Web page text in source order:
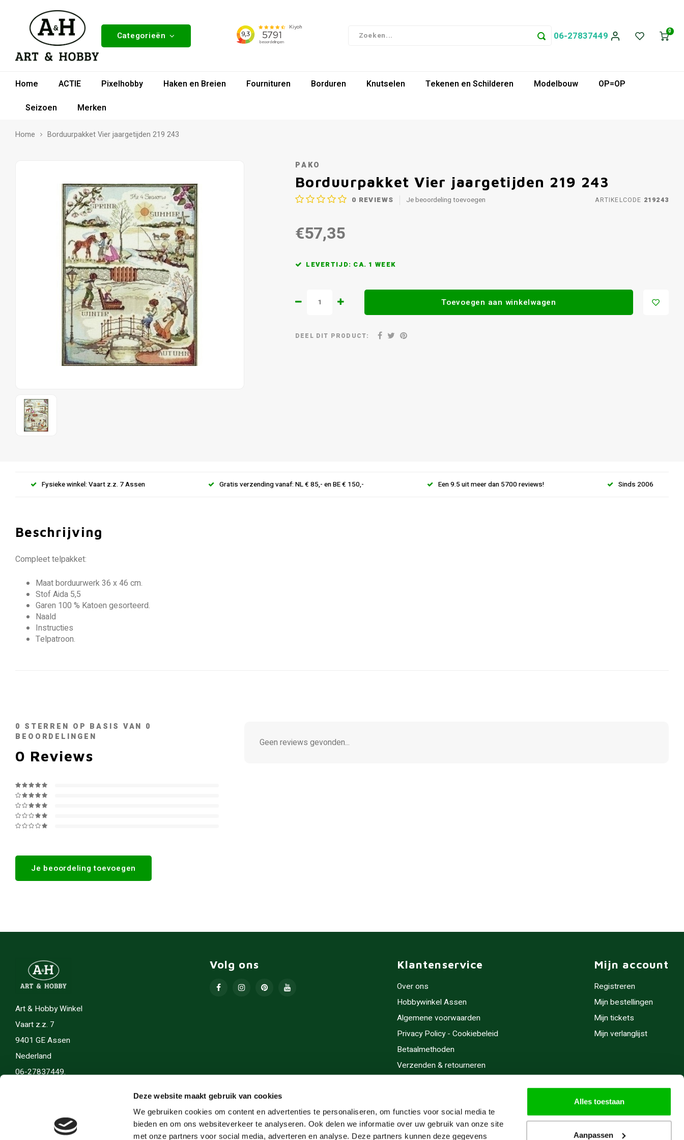
Deze website maakt gebruik van cookies
We gebruiken cookies om content en advertenties te personaliseren, om functies voor social media te
bieden en om ons websiteverkeer te analyseren. Ook delen we informatie over uw gebruik van onze site
met onze partners voor social media, adverteren en analyse. Deze partners kunnen deze gegevens
Alles toestaan
Aanpassen
Categorieën 06-27837449 0
Home ACTIE Pixelhobby Haken en Breien Fournituren Borduren Knutselen Tekenen en Schilderen Modelbouw
OP=OP
Seizoen
Merken
Home Borduurpakket Vier jaargetijden 219 243
PAKO
Borduurpakket Vier jaargetijden 219 243
0 REVIEWS Je beoordeling toevoegen ARTIKELCODE 219243
€57,35
LEVERTIJD: CA. 1 WEEK
Toevoegen aan winkelwagen
DEEL DIT PRODUCT:
Fysieke winkel: Vaart z.z. 7 Assen Gratis verzending vanaf: NL € 85,- en BE € 150,- Een 9.5 uit meer dan 5700 reviews! Sinds 2006
Beschrijving
Compleet telpakket:
Maat borduurwerk 36 x 46 cm.
Stof Aida 5,5
Garen 100 % Katoen gesorteerd.
Naald
Instructies
Telpatroon.
0 STERREN OP BASIS VAN 0
BEOORDELINGEN
0 Reviews
Je beoordeling toevoegen
Geen reviews gevonden...
Art & Hobby Winkel
Vaart z.z. 7
9401 GE Assen
Nederland
06-27837449.
Volg ons Klantenservice
Over ons
Hobbywinkel Assen
Algemene voorwaarden
Privacy Policy - Cookiebeleid
Betaalmethoden
Verzenden & retourneren
Cadeaubonnen
Inlijsten
Mijn account
Registreren
Mijn bestellingen
Mijn tickets
Mijn verlanglijst